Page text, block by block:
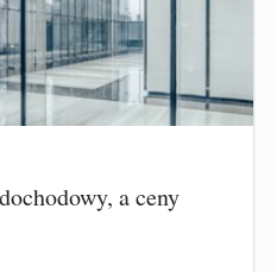
a ceny